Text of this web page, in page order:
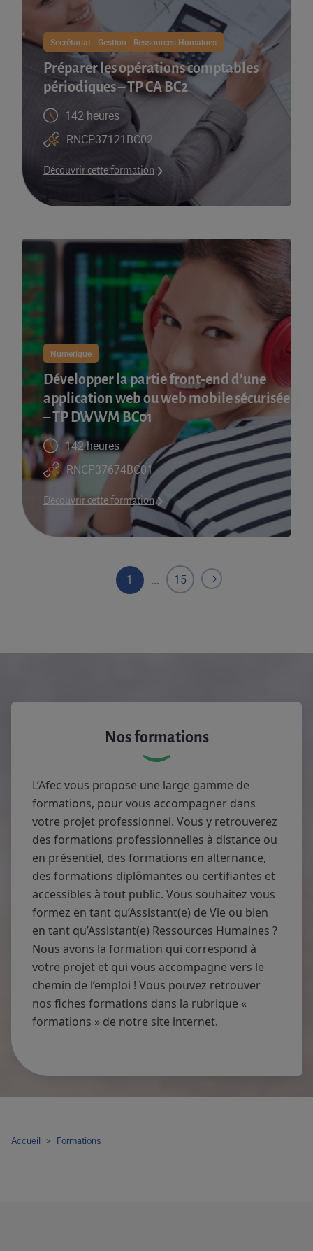
Secrétariat - Gestion - Ressources Humaines
Préparer les opérations comptables
périodiques – TP CA BC2
142 heures
RNCP37121BC02
Découvrir cette formation
Numérique
Développer la partie front‑end d’une
application web ou web mobile sécurisée
– TP DWWM BC01
142 heures
RNCP37674BC01
Découvrir cette formation
1 ... 15
Nos formations
L’Afec vous propose une large gamme de
formations, pour vous accompagner dans
votre projet professionnel. Vous y retrouverez
des formations professionnelles à distance ou
en présentiel, des formations en alternance,
des formations diplômantes ou certifiantes et
accessibles à tout public. Vous souhaitez vous
formez en tant qu’Assistant(e) de Vie ou bien
en tant qu’Assistant(e) Ressources Humaines ?
Nous avons la formation qui correspond à
votre projet et qui vous accompagne vers le
chemin de l’emploi ! Vous pouvez retrouver
nos fiches formations dans la rubrique «
formations » de notre site internet.
Accueil > Formations